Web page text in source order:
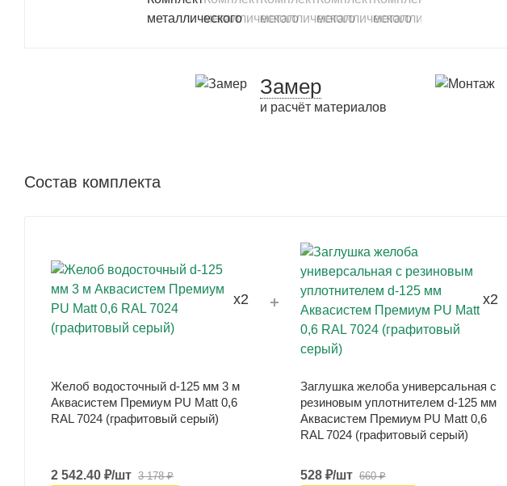
Замер
и расчёт материалов
Состав комплекта
x2
Желоб водосточный d-125 мм 3 м
Аквасистем Премиум PU Matt 0,6
RAL 7024 (графитовый серый)
2 542.40 ₽/шт 3 178₽
x2
Заглушка желоба универсальная с
резиновым уплотнителем d-125 мм
Аквасистем Премиум PU Matt 0,6
RAL 7024 (графитовый серый)
528₽/шт 660₽